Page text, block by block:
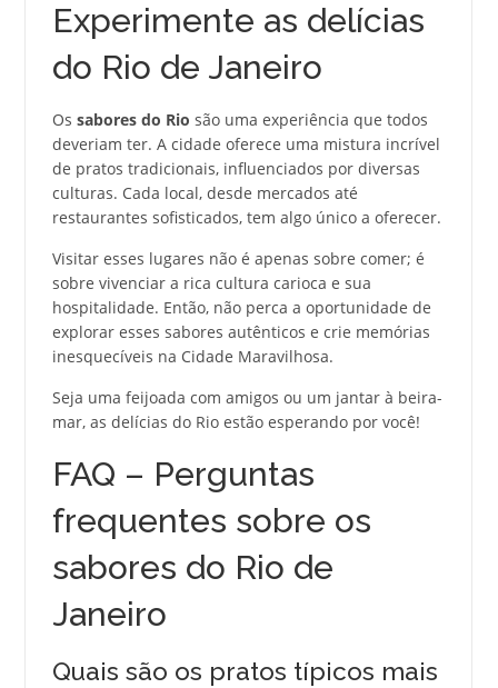
Experimente as delícias
do Rio de Janeiro
Os sabores do Rio são uma experiência que todos
deveriam ter. A cidade oferece uma mistura incrível
de pratos tradicionais, influenciados por diversas
culturas. Cada local, desde mercados até
restaurantes sofisticados, tem algo único a oferecer.
Visitar esses lugares não é apenas sobre comer; é
sobre vivenciar a rica cultura carioca e sua
hospitalidade. Então, não perca a oportunidade de
explorar esses sabores autênticos e crie memórias
inesquecíveis na Cidade Maravilhosa.
Seja uma feijoada com amigos ou um jantar à beira-
mar, as delícias do Rio estão esperando por você!
FAQ – Perguntas
frequentes sobre os
sabores do Rio de
Janeiro
Quais são os pratos típicos mais